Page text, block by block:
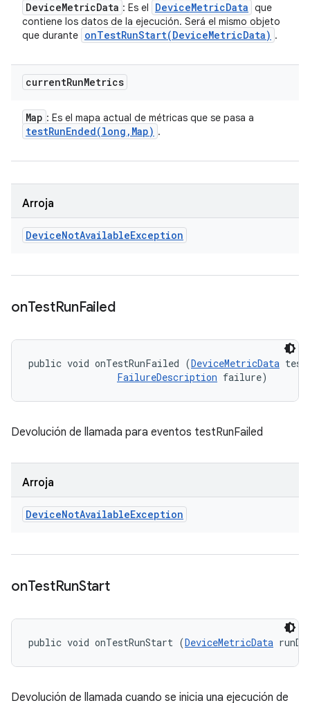
DeviceMetricData : Es el DeviceMetricData que
contiene los datos de la ejecución. Será el mismo objeto
que durante onTestRunStart(DeviceMetricData) .
currentRunMetrics
Map : Es el mapa actual de métricas que se pasa a
testRunEnded(long , Map) .
Arroja
DeviceNotAvailableException
onTestRunFailed
public void onTestRunFailed (DeviceMetricData
FailureDescription failure)
Devolución de llamada para eventos testRunFailed
Arroja
DeviceNotAvailableException
onTestRunStart
public void onTestRunStart (DeviceMetricData
Devolución de llamada cuando se inicia una ejecución de